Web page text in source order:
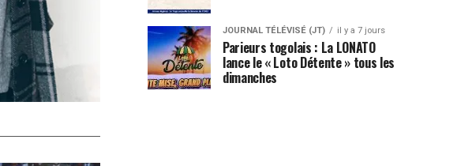
JOURNAL TÉLÉVISÉ (JT) il y a 7 jours
Parieurs togolais : La LONATO
lance le « Loto Détente » tous les
dimanches